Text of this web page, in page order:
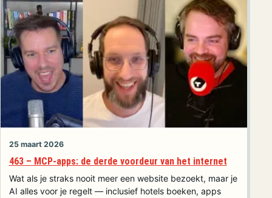
25 maart 2026
463 – MCP-apps: de derde voordeur van het internet
Wat als je straks nooit meer een website bezoekt, maar je
AI alles voor je regelt — inclusief hotels boeken, apps